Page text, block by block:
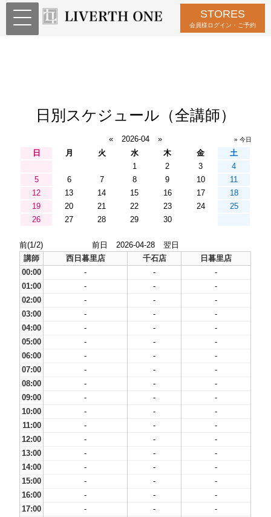
STORES
会員様ログイン・ご予約
日別スケジュール（全講師）
« 2026-04 » » 今日
日 月 火 水 木 金
土
1
2 3
4
5
6 7 8 9 10
11
12
13 14 15 16 17
18
19
20 21 22 23 24
25
26
27 28 29 30
前(1/2) 前日 2026-04-28
翌日
講師
西日暮里店 千石店
日暮里店
00:00
- -
-
01:00
- -
-
02:00
- -
-
03:00
- -
-
04:00
- -
-
05:00
- -
-
06:00
- -
-
07:00
- -
-
08:00
- -
-
09:00
- -
-
10:00
- -
-
11:00
- -
-
12:00
- -
-
13:00
- -
-
14:00
- -
-
15:00
- -
-
16:00
- -
-
17:00
- -
-